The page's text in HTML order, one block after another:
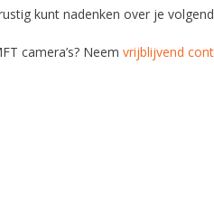
kunt nadenken over je
camera’s? Neem vrijblijvend